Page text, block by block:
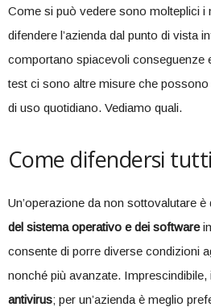
Come si può vedere sono molteplici i
difendere l’azienda dal punto di vista
comportano spiacevoli conseguenze
test ci sono altre misure che
di uso quotidiano. Vediamo quali.
Come difendersi
Un’operazione da non sottovalutare è
del sistema operativo e dei software
consente di porre diverse condizioni
nonché più avanzate. Imprescindibile,
antivirus; per un’azienda è meglio